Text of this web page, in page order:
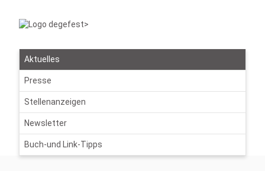
Aktuelles
Presse
Stellenanzeigen
Newsletter
Buch-und Link-Tipps